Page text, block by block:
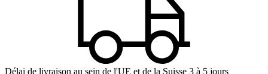
Délai de livraison au sein de l'UE et de la Suisse 3 à 5 jours